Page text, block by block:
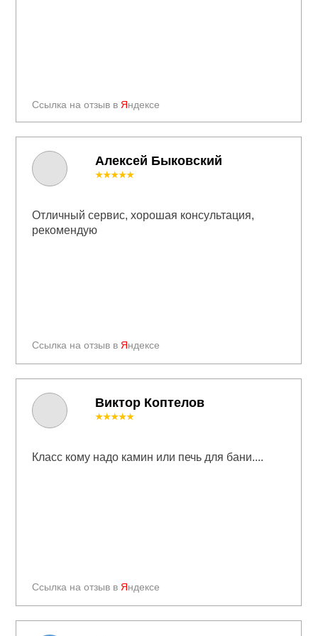
Ссылка на отзыв в Яндексе
Алексей Быковский
Ссылка на отзыв в Яндексе
★★★★★
Отличный сервис, хорошая консультация,
рекомендую
Ссылка на отзыв в Яндексе
★★★★★
Класс кому надо камин или печь для бани....
Виктор Коптелов